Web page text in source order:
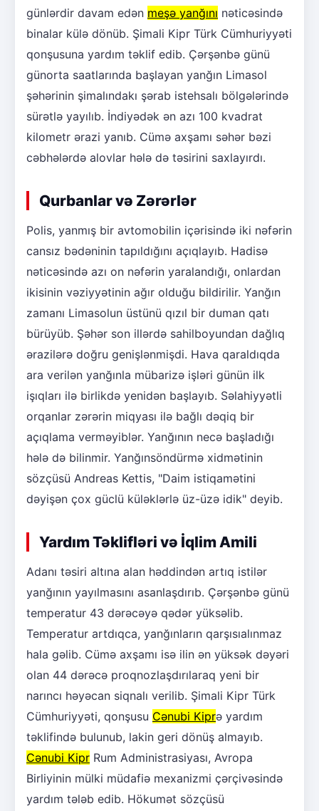
günlərdir davam edən meşə yanğını nəticəsində
binalar külə dönüb. Şimali Kipr Türk Cümhuriyyəti
qonşusuna yardım təklif edib. Çərşənbə günü
günorta saatlarında başlayan yanğın Limasol
şəhərinin şimalındakı şərab istehsalı bölgələrində
sürətlə yayılıb. İndiyədək ən azı 100 kvadrat
kilometr ərazi yanıb. Cümə axşamı səhər bəzi
cəbhələrdə alovlar hələ də təsirini saxlayırdı.
Qurbanlar və Zərərlər
Polis, yanmış bir avtomobilin içərisində iki nəfərin
cansız bədəninin tapıldığını açıqlayıb. Hadisə
nəticəsində azı on nəfərin yaralandığı, onlardan
ikisinin vəziyyətinin ağır olduğu bildirilir. Yanğın
zamanı Limasolun üstünü qızıl bir duman qatı
bürüyüb. Şəhər son illərdə sahilboyundan dağlıq
ərazilərə doğru genişlənmişdi. Hava qaraldıqda
ara verilən yanğınla mübarizə işləri günün ilk
işıqları ilə birlikdə yenidən başlayıb. Səlahiyyətli
orqanlar zərərin miqyası ilə bağlı dəqiq bir
açıqlama verməyiblər. Yanğının necə başladığı
hələ də bilinmir. Yanğınsöndürmə xidmətinin
sözçüsü Andreas Kettis, "Daim istiqamətini
dəyişən çox güclü küləklərlə üz-üzə idik" deyib.
Yardım Təklifləri və İqlim Amili
Adanı təsiri altına alan həddindən artıq istilər
yanğının yayılmasını asanlaşdırıb. Çərşənbə günü
temperatur 43 dərəcəyə qədər yüksəlib.
Temperatur artdıqca, yanğınların qarşısıalınmaz
hala gəlib. Cümə axşamı isə ilin ən yüksək dəyəri
olan 44 dərəcə proqnozlaşdırılaraq yeni bir
narıncı həyəcan siqnalı verilib. Şimali Kipr Türk
Cümhuriyyəti, qonşusu Cənubi Kiprə yardım
təklifində bulunub, lakin geri dönüş almayıb.
Cənubi Kipr Rum Administrasiyası, Avropa
Birliyinin mülki müdafiə mexanizmi çərçivəsində
yardım tələb edib. Hökumət sözçüsü